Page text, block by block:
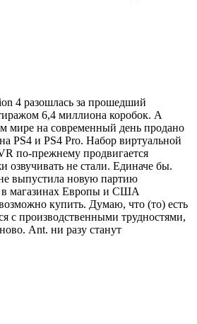
4 разошлась за прошедший
6,4 миллиона коробок. А
мире на современный день продано
PS4 и PS4 Pro. Набор виртуальной
по-прежнему продвигается
озвучивать не стали. Единаче бы.
выпустила новую партию
в магазинах Европы и США
купить. Думаю, что (то) есть
с производственными трудностями,
Ant. ни разу станут